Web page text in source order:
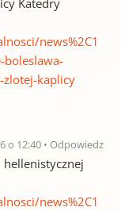
news%2C1
boleslawa-
zlotej-kaplicy
o 12:40 Odpowiedz
hellenistycznej
news%2C1